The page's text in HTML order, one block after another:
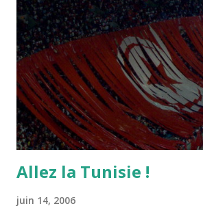
Allez la Tunisie !
juin 14, 2006